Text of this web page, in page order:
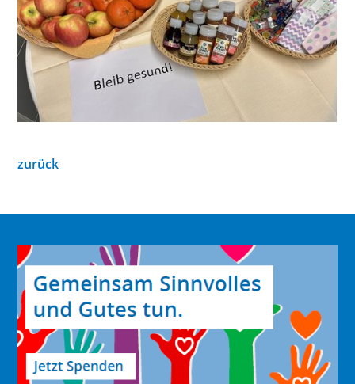
zurück